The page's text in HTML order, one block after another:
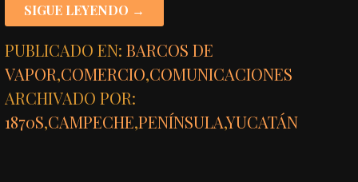
SIGUE LEYENDO →
PUBLICADO EN:BARCOS DE
VAPOR,COMERCIO,COMUNICACIONES
ARCHIVADO POR:
1870S,CAMPECHE,PENÍNSULA,YUCATÁN